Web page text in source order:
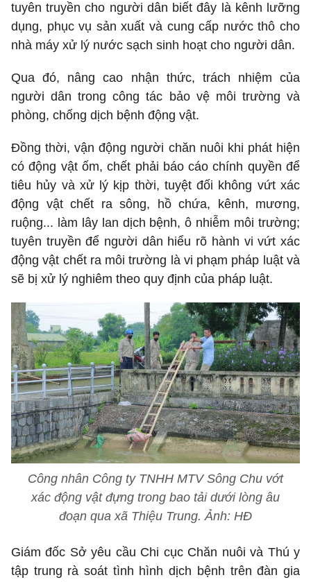
tuyên truyền cho người dân biết đây là kênh lưỡng
dụng, phục vụ sản xuất và cung cấp nước thô cho
nhà máy xử lý nước sạch sinh hoạt cho người dân.
Qua đó, nâng cao nhận thức, trách nhiệm của
người dân trong công tác bảo vệ môi trường và
phòng, chống dịch bệnh động vật.
Đồng thời, vận động người chăn nuôi khi phát hiện
có động vật ốm, chết phải báo cáo chính quyền để
tiêu hủy và xử lý kịp thời, tuyệt đối không vứt xác
động vật chết ra sông, hồ chứa, kênh, mương,
ruộng... làm lây lan dịch bệnh, ô nhiễm môi trường;
tuyên truyền để người dân hiểu rõ hành vi vứt xác
động vật chết ra môi trường là vi phạm pháp luật và
sẽ bị xử lý nghiêm theo quy định của pháp luật.
Công nhân Công ty TNHH MTV Sông Chu vớt
xác động vật đựng trong bao tải dưới lòng âu
đoạn qua xã Thiệu Trung. Ảnh: HĐ
Giám đốc Sở yêu cầu Chi cục Chăn nuôi và Thú y
tập trung rà soát tình hình dịch bệnh trên đàn gia